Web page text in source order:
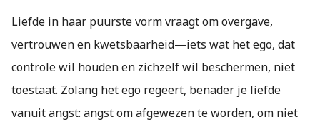
Liefde in haar puurste vorm vraagt om overgave,
vertrouwen en kwetsbaarheid—iets wat het ego, dat
controle wil houden en zichzelf wil beschermen, niet
toestaat. Zolang het ego regeert, benader je liefde
vanuit angst: angst om afgewezen te worden, om niet